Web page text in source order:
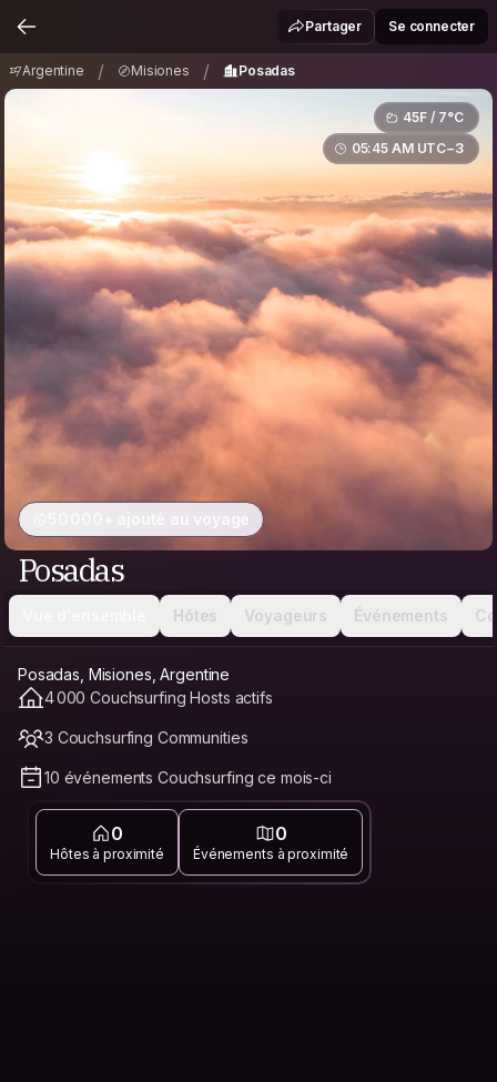
Posadas
Partager Se connecter
Argentine / Misiones / Posadas
45F / 7°C
05:45 AM UTC−3
50 000+ ajouté au voyage
Posadas
Hôtes Voyageurs Événements
Posadas, Misiones, Argentine
4 000 Couchsurfing Hosts actifs
3 Couchsurfing Communities
10 événements Couchsurfing ce mois-ci
0
Hôtes à proximité
0
Événements à proximité